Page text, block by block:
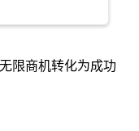
限商机转化为成功